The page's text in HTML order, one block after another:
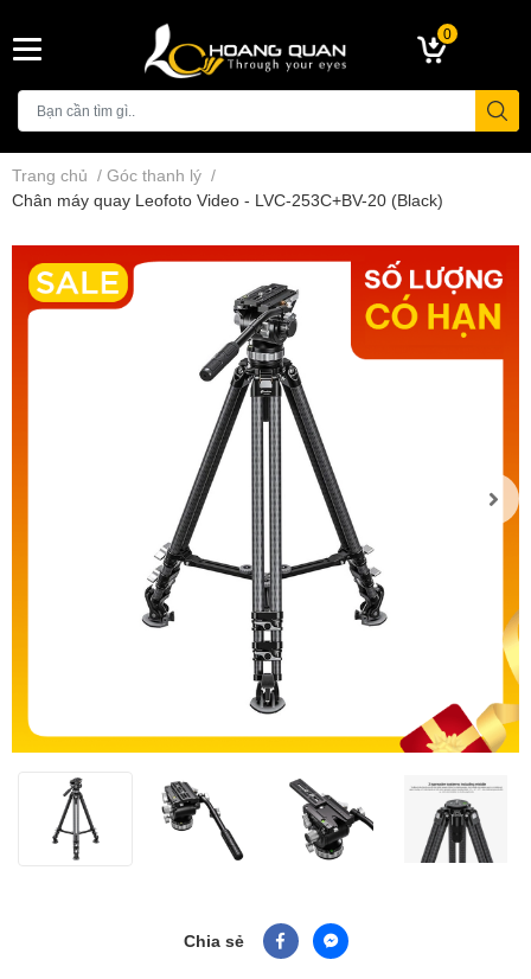
0
Trang chủ / Góc thanh lý /
Chân máy quay Leofoto Video - LVC-253C+BV-20 (Black)
Chia sẻ